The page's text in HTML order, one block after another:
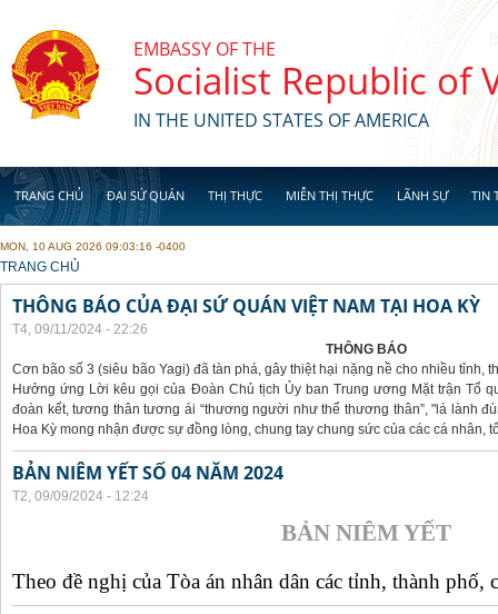
EMBASSY OF THE
Socialist Republic of
IN THE UNITED STATES OF AMERICA
TRANG CHỦ ĐẠI SỨ QUÁN THỊ THỰC MIỄN THỊ THỰC LÃNH SỰ TIN
MON, 10 AUG 2026 09:03:16 -0400
YOU ARE HERE
TRANG CHỦ
THÔNG BÁO CỦA ĐẠI SỨ QUÁN VIỆT NAM TẠI HOA KỲ
T4, 09/11/2024 - 22:26
THÔNG BÁO
Cơn bão số 3 (siêu bão Yagi) đã tàn phá, gây thiệt hại nặng nề cho nhiều tỉnh,
Hưởng ứng Lời kêu gọi của Đoàn Chủ tịch Ủy ban Trung ương Mặt trận Tổ
đoàn kết, tương thân tương ái “thương người như thể thương thân”, "lá lành
Hoa Kỳ mong nhận được sự đồng lòng, chung tay chung sức của các cá nhân,
BẢN NIÊM YẾT SỐ 04 NĂM 2024
T2, 09/09/2024 - 12:24
BẢN NIÊM YẾT
Theo đề nghị của Tòa án nhân dân các tỉnh, thành phố,